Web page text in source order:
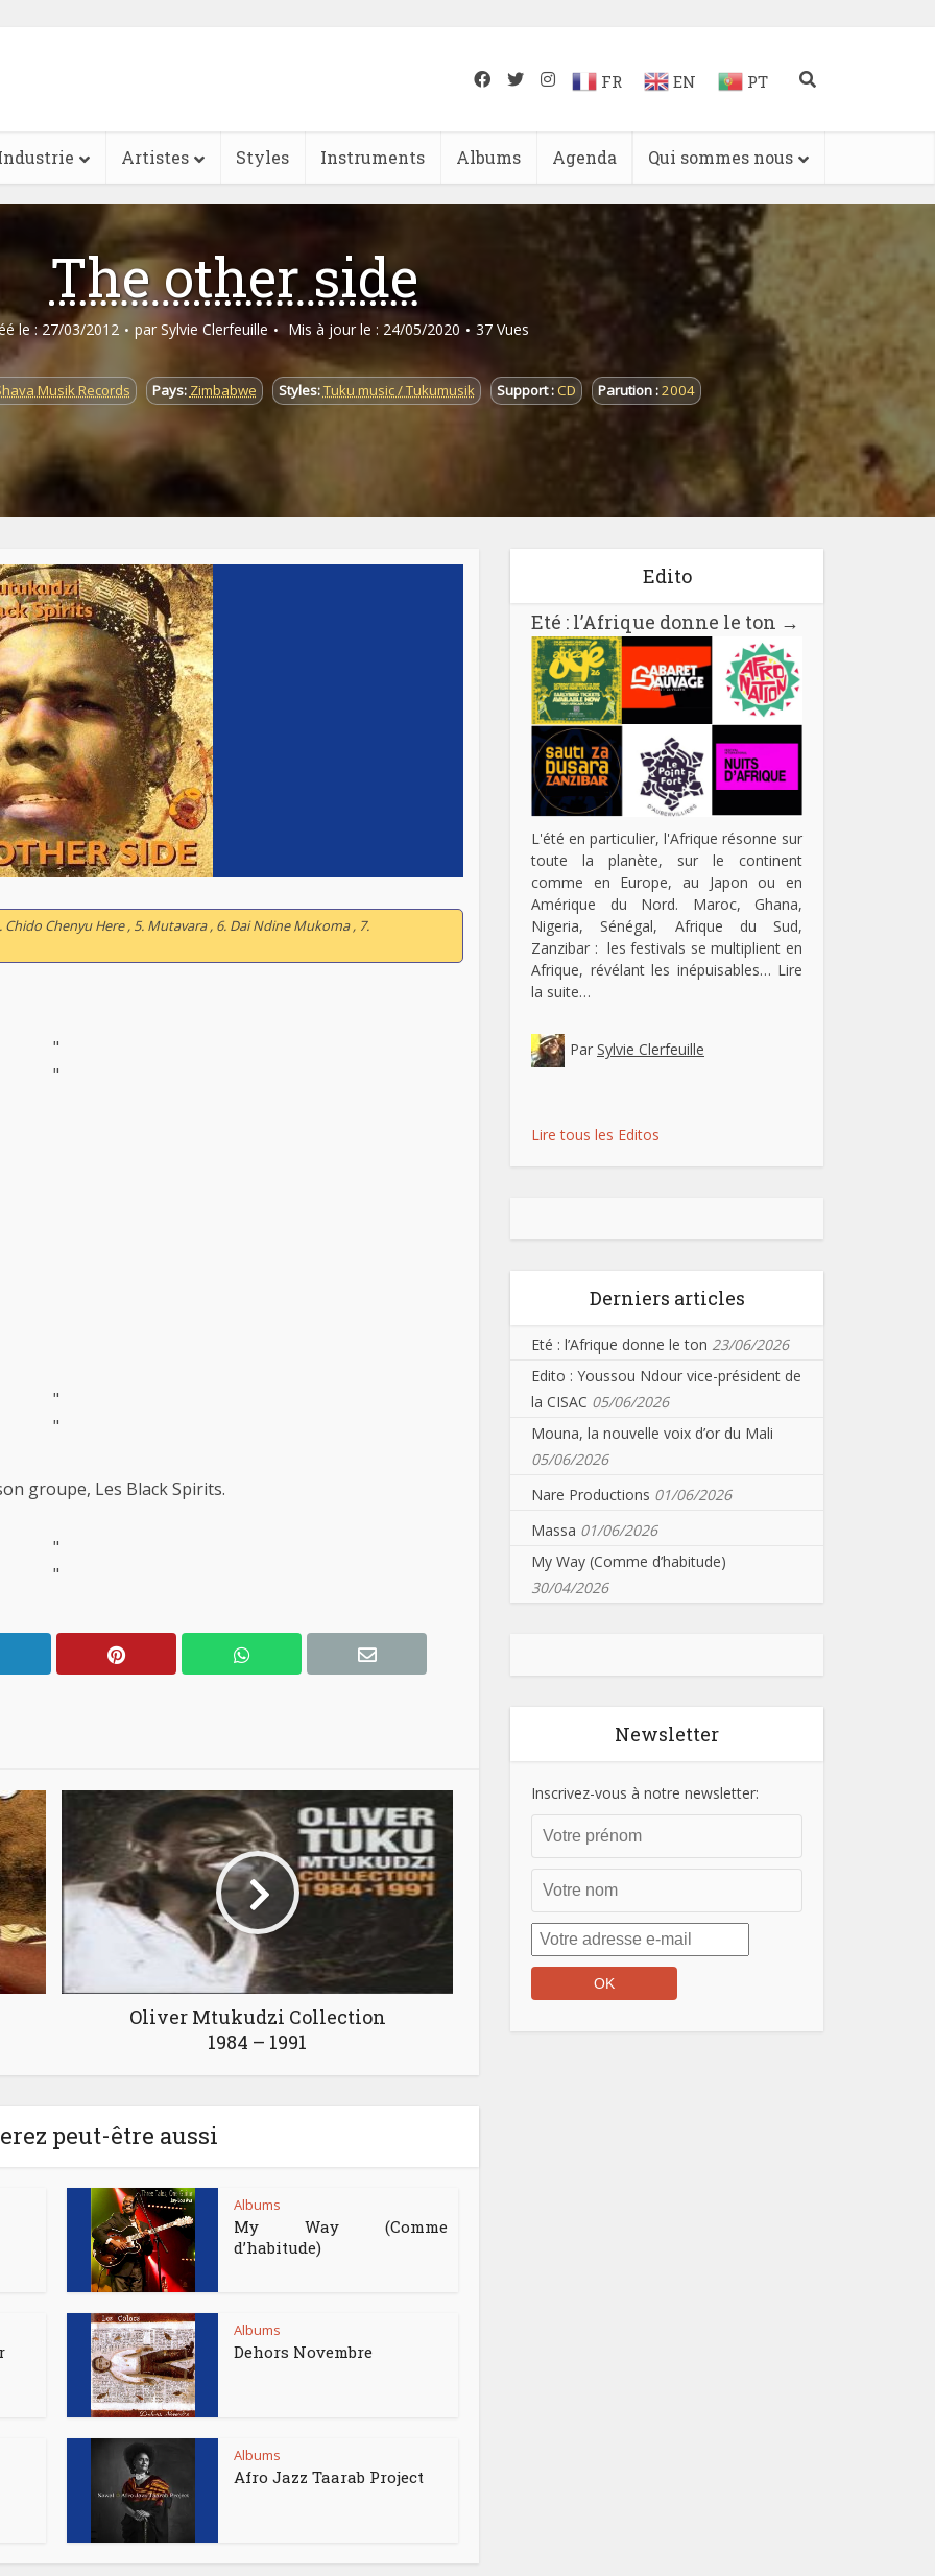
FR EN PT
Artistes Styles Instruments Albums Agenda Qui sommes nous
The other side
le : 27/03/2012 par Sylvie Clerfeuille Mis à jour le : 24/05/2020 37 Vues
Musik Records Pays: Zimbabwe Styles:Tuku music / Tukumusik Support :CD Parution :2004
Chenyu Here , 5. Mutavara , 6. Dai Ndine Mukoma , 7.
"
"
"
"
groupe, Les Black Spirits.
"
"
Oliver Mtukudzi Collection
1984 – 1991
peut-être aussi
Albums
My Way (Comme
d’habitude)
Albums
Dehors Novembre
Albums
Afro Jazz Taarab Project
Edito
Eté : l’Afrique donne le ton →
L'été en particulier, l'Afrique résonne sur
toute la planète, sur le continent
comme en Europe, au Japon ou en
Amérique du Nord. Maroc, Ghana,
Nigeria, Sénégal, Afrique du Sud,
Zanzibar : les festivals se multiplient en
Afrique, révélant les inépuisables… Lire
la suite…
Par Sylvie Clerfeuille
Lire tous les Editos
Derniers articles
Eté : l’Afrique donne le ton 23/06/2026
Edito : Youssou Ndour vice-président de
la CISAC 05/06/2026
Mouna, la nouvelle voix d’or du Mali
05/06/2026
Nare Productions 01/06/2026
Massa 01/06/2026
My Way (Comme d’habitude)
30/04/2026
Newsletter
Inscrivez-vous à notre newsletter: